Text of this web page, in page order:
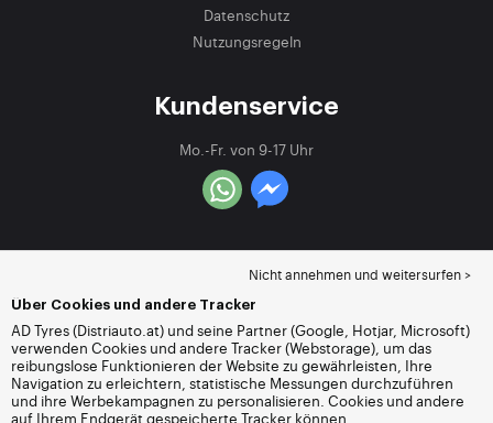
Datenschutz
Nutzungsregeln
Kundenservice
Mo.-Fr. von 9-17 Uhr
Nicht annehmen und weitersurfen >
Über Cookies und andere Tracker
AD Tyres (Distriauto.at) und seine Partner (Google, Hotjar, Microsoft)
verwenden Cookies und andere Tracker (Webstorage), um das
reibungslose Funktionieren der Website zu gewährleisten, Ihre
Navigation zu erleichtern, statistische Messungen durchzuführen
und ihre Werbekampagnen zu personalisieren. Cookies und andere
auf Ihrem Endgerät gespeicherte Tracker können